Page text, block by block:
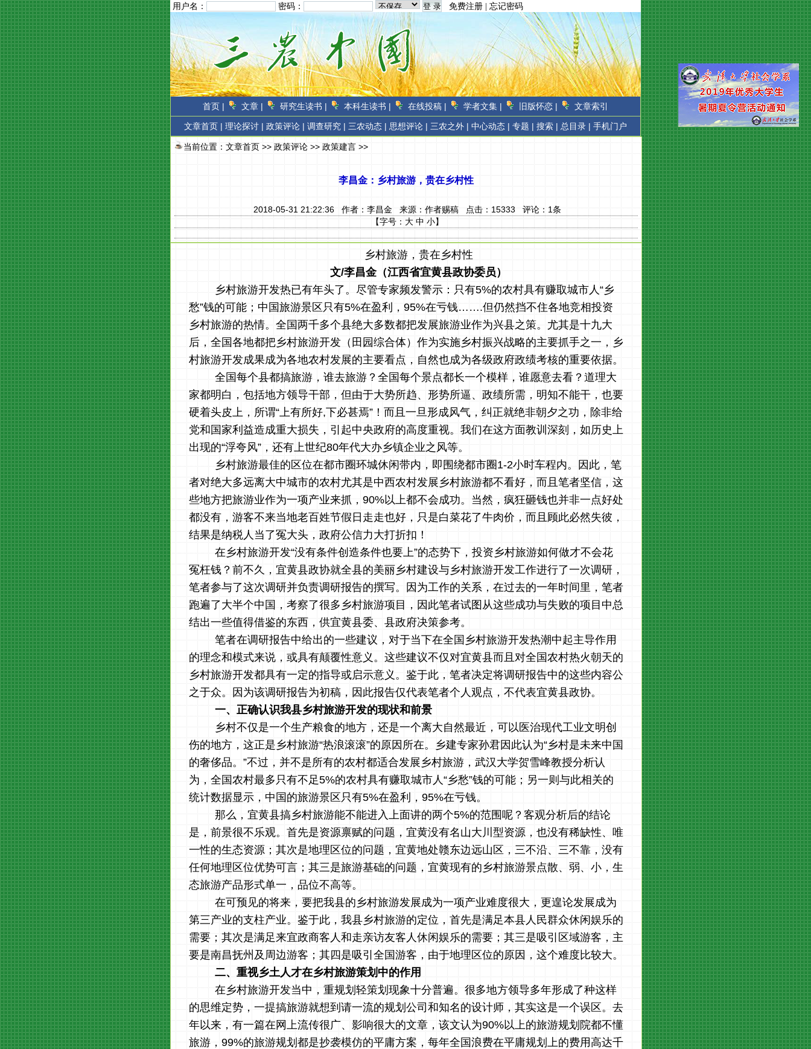
用户名： 密码： 免费注册 忘记密码
首页 | 文章 | 研究生读书 | 本科生读书 | 在线投稿 | 学者文集 | 旧版怀恋 | 文章索引
文章首页 | 理论探讨 | 政策评论 | 调查研究 | 三农动态 | 思想评论 | 三农之外 | 中心动态 | 专题 | 搜索 | 总目录 | 手机门户
当前位置： 文章首页 >>政策评论 >> 政策建言 >>
李昌金：乡村旅游，贵在乡村性
2018-05-31 21:22:36 作者：李昌金来源：作者赐稿点击：15333 评论：1条
【字号：大 中 小】
乡村旅游，贵在乡村性
文/李昌金（江西省宜黄县政协委员）
乡村旅游开发热已有年头了。尽管专家频发警示：只有5%的农村具有赚取城市人“乡
愁”钱的可能；中国旅游景区只有5%在盈利，95%在亏钱…….但仍然挡不住各地竞相投资
乡村旅游的热情。全国两千多个县绝大多数都把发展旅游业作为兴县之策。尤其是十九大
后，全国各地都把乡村旅游开发（田园综合体）作为实施乡村振兴战略的主要抓手之一， 乡
村旅游开发成果成为各地农村发展的主要看点，自然也成为各级政府政绩考核的重要依据。
全国每个县都搞旅游，谁去旅游？全国每个景点都长一个模样，谁愿意去看？道理大
家都明白，包括地方领导干部，但由于大势所趋、形势所逼、政绩所需，明知不能干，也要
硬着头皮上，所谓“上有所好,下必甚焉”！而且一旦形成风气，纠正就绝非朝夕之功，除非给
党和国家利益造成重大损失，引起中央政府的高度重视。我们在这方面教训深刻，如历史上
出现的“浮夸风”，还有上世纪80年代大办乡镇企业之风等。
乡村旅游最佳的区位在都市圈环城休闲带内，即围绕都市圈1-2小时车程内。因此，笔
者对绝大多远离大中城市的农村尤其是中西农村发展乡村旅游都不看好，而且笔者坚信，这
些地方把旅游业作为一项产业来抓，90%以上都不会成功。当然，疯狂砸钱也并非一点好处
都没有，游客不来当地老百姓节假日走走也好，只是白菜花了牛肉价，而且顾此必然失彼，
结果是纳税人当了冤大头，政府公信力大打折扣！
在乡村旅游开发“没有条件创造条件也要上”的态势下，投资乡村旅游如何做才不会花
冤枉钱？前不久，宜黄县政协就全县的美丽乡村建设与乡村旅游开发工作进行了一次调研，
笔者参与了这次调研并负责调研报告的撰写。因为工作的关系，在过去的一年时间里，笔者
跑遍了大半个中国，考察了很多乡村旅游项目，因此笔者试图从这些成功与失败的项目中总
结出一些值得借鉴的东西，供宜黄县委、县政府决策参考。
笔者在调研报告中给出的一些建议，对于当下在全国乡村旅游开发热潮中起主导作用
的理念和模式来说，或具有颠覆性意义。这些建议不仅对宜黄县而且对全国农村热火朝天的
乡村旅游开发都具有一定的指导或启示意义。鉴于此，笔者决定将调研报告中的这些内容公
之于众。因为该调研报告为初稿，因此报告仅代表笔者个人观点，不代表宜黄县政协。
一、 正确认识我县乡村旅游开发的现状和前景
乡村不仅是一个生产粮食的地方，还是一个离大自然最近，可以医治现代工业文明创
伤的地方，这正是乡村旅游“热浪滚滚”的原因所在。乡建专家孙君因此认为“乡村是未来中国
的奢侈品。”不过，并不是所有的农村都适合发展乡村旅游，武汉大学贺雪峰教授分析认
为，全国农村最多只有不足5%的农村具有赚取城市人“乡愁”钱的可能；另一则与此相关的
统计数据显示，中国的旅游景区只有5%在盈利， 95%在亏钱。
那么，宜黄县搞乡村旅游能不能进入上面讲的两个5%的范围呢？客观分析后的结论
是，前景很不乐观。首先是资源禀赋的问题，宜黄没有名山大川型资源，也没有稀缺性、唯
一性的生态资源；其次是地理区位的问题，宜黄地处赣东边远山区，三不沿、三不靠，没有
任何地理区位优势可言；其三是旅游基础的问题，宜黄现有的乡村旅游景点散、弱、小，生
态旅游产品形式单一，品位不高等。
在可预见的将来，要把我县的乡村旅游发展成为一项产业难度很大，更遑论发展成为
第三产业的支柱产业。鉴于此，我县乡村旅游的定位，首先是满足本县人民群众休闲娱乐的
需要；其次是满足来宜政商客人和走亲访友客人休闲娱乐的需要；其三是吸引区域游客，主
要是南昌抚州及周边游客；其四是吸引全国游客，由于地理区位的原因，这个难度比较大。
二、重视乡土人才在乡村旅游策划中的作用
在乡村旅游开发当中，重规划轻策划现象十分普遍。很多地方领导多年形成了种这样
的思维定势，一提搞旅游就想到请一流的规划公司和知名的设计师，其实这是一个误区。去
年以来，有一篇在网上流传很广、影响很大的文章，该文认为90%以上的旅游规划院都不懂
旅游，99%的旅游规划都是抄袭模仿的平庸方案，每年全国浪费在平庸规划上的费用高达千